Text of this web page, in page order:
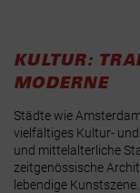
KULTUR:
MODERNE
Städte wie
vielfältiges Kultur-
und mittelalterliche
zeitgenössische
lebendige